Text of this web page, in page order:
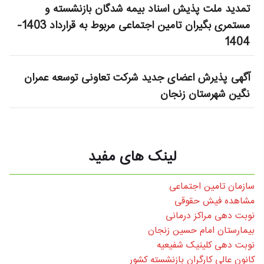
تمدید ملت پذیش اسناد بیمه شدگان بازنشسته و
مستمری بگیران تامین اجتماعی مربوط به قرارداد 1403-
1404
آگهی پذیرش اعضای جدید شرکت تعاونی توسعه عمران
نگین شهرستان زنجان
لینک های مفید
سازمان تامین اجتماعی
مشاهده فیش حقوقی
نوبت دهی مراکز درمانی
بیمارستان امام حسین زنجان
نوبت دهی کلینیک شفیعیه
کانون عالی کارگران بازنشسته کشور